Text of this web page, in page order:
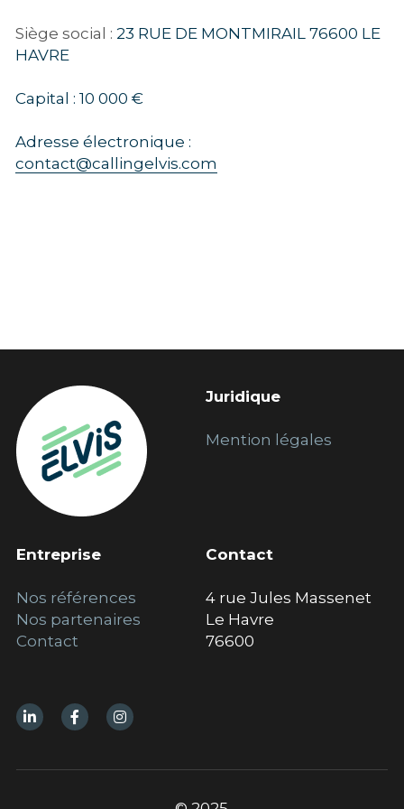
Siège social : 23 RUE DE MONTMIRAIL 76600 LE
HAVRE
Capital : 10 000 €
contact@callingelvis.com
Juridique
Mention légales
Entreprise
Nos références
Nos partenaires
Contact
Contact
4 rue Jules Massenet
Le Havre
76600